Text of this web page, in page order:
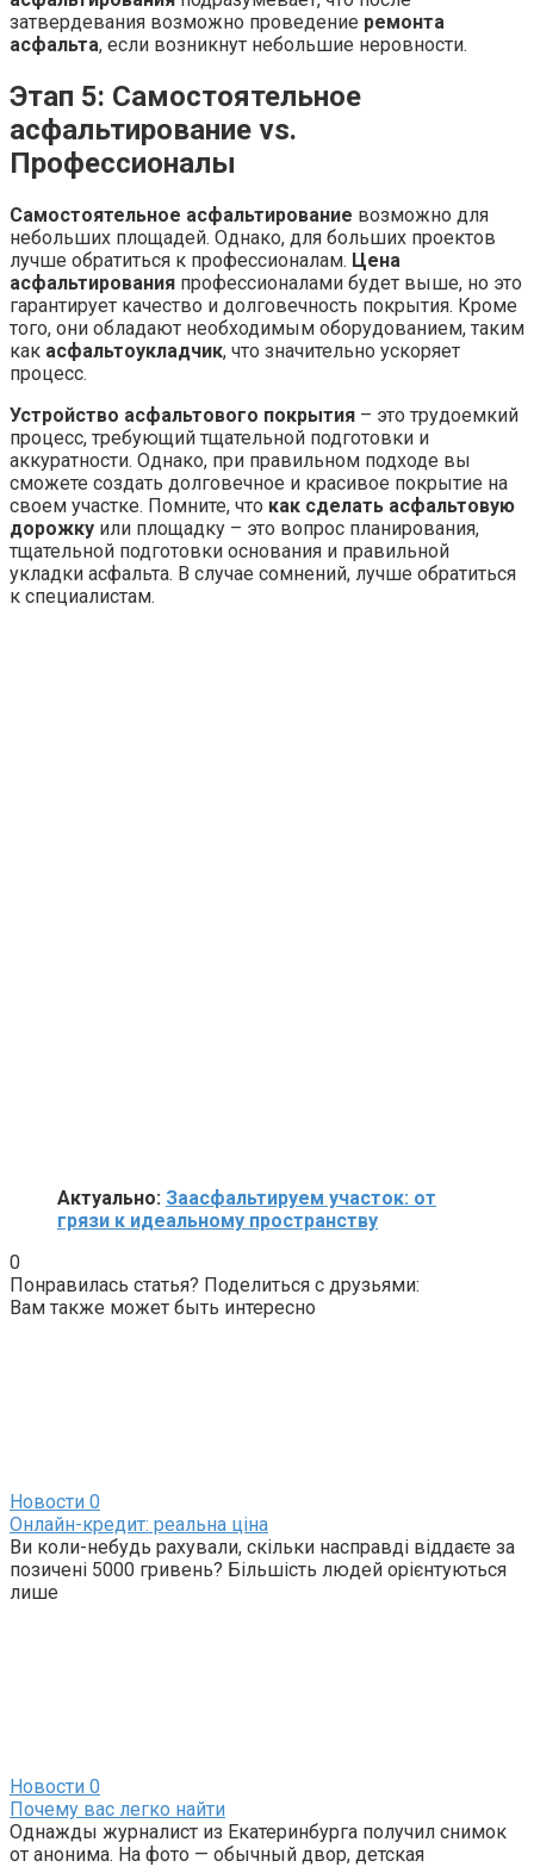
затвердевания возможно проведение ремонта
асфальта, если возникнут небольшие неровности.
Этап 5: Самостоятельное
асфальтирование vs.
Профессионалы
Самостоятельное асфальтирование возможно для
небольших площадей. Однако, для больших проектов
лучше обратиться к профессионалам. Цена
асфальтирования профессионалами будет выше, но это
гарантирует качество и долговечность покрытия. Кроме
того, они обладают необходимым оборудованием, таким
как асфальтоукладчик, что значительно ускоряет
процесс.
Устройство асфальтового покрытия – это трудоемкий
процесс, требующий тщательной подготовки и
аккуратности. Однако, при правильном подходе вы
сможете создать долговечное и красивое покрытие на
своем участке. Помните, что как сделать асфальтовую
дорожку или площадку – это вопрос планирования,
тщательной подготовки основания и правильной
укладки асфальта. В случае сомнений, лучше обратиться
к специалистам.
Актуально: Заасфальтируем участок: от
грязи к идеальному пространству
0
Понравилась статья? Поделиться с друзьями:
Вам также может быть интересно
Новости 0
Онлайн-кредит: реальна ціна
Ви коли-небудь рахували, скільки насправді віддаєте за
позичені 5000 гривень? Більшість людей орієнтуються
лише
Новости 0
Почему вас легко найти
Однажды журналист из Екатеринбурга получил снимок
от анонима. На фото — обычный двор, детская